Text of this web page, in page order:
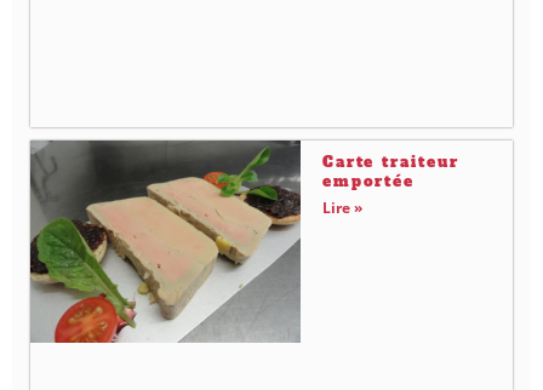
Carte traiteur
emportée
Lire »